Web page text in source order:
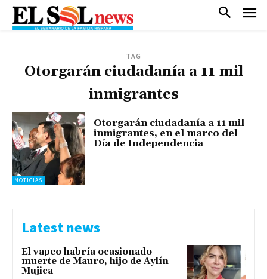
TAG
Otorgarán ciudadanía a 11 mil
inmigrantes
NOTICIAS
Otorgarán ciudadanía a 11 mil
inmigrantes, en el marco del
Día de Independencia
Latest news
El vapeo habría ocasionado
muerte de Mauro, hijo de Aylín
Mujica